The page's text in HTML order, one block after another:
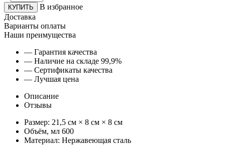
КУПИТЬ
В избранное
Доставка
Варианты оплаты
Наши преимущества
— Гарантия качества
— Наличие на складе 99,9%
— Сертификаты качества
— Лучшая цена
Описание
Отзывы
Размер: 21,5 см × 8 см × 8 см
Объём, мл 600
Материал: Нержавеющая сталь